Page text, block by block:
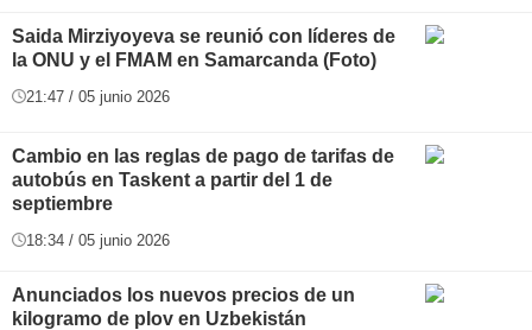
Saida Mirziyoyeva se reunió con líderes de
la ONU y el FMAM en Samarcanda (Foto)
21:47 / 05 junio 2026
Cambio en las reglas de pago de tarifas de
autobús en Taskent a partir del 1 de
septiembre
18:34 / 05 junio 2026
Anunciados los nuevos precios de un
kilogramo de plov en Uzbekistán